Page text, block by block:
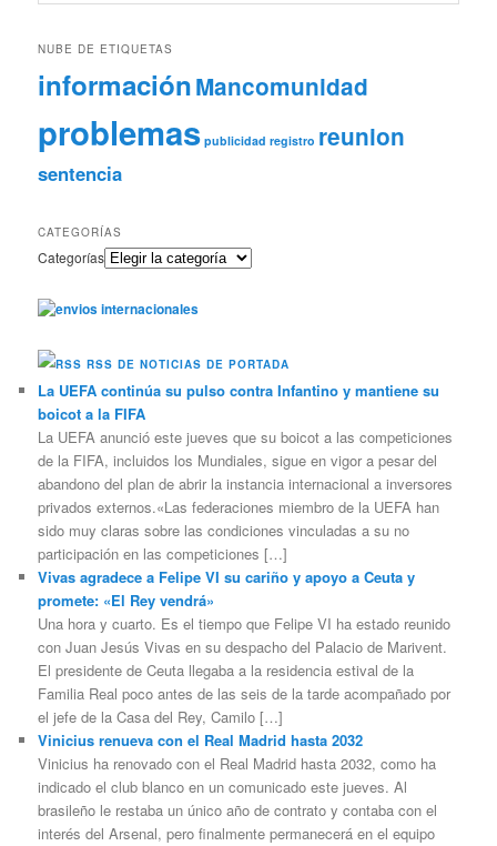
NUBE DE ETIQUETAS
informaciónMancomunidad
problemas publicidad registro reunion
sentencia
CATEGORÍAS
Categorías
RSS DE NOTICIAS DE PORTADA
La UEFA continúa su pulso contra Infantino y mantiene su
boicot a la FIFA
La UEFA anunció este jueves que su boicot a las competiciones
de la FIFA, incluidos los Mundiales, sigue en vigor a pesar del
abandono del plan de abrir la instancia internacional a inversores
privados externos.«Las federaciones miembro de la UEFA han
sido muy claras sobre las condiciones vinculadas a su no
participación en las competiciones […]
Vivas agradece a Felipe VI su cariño y apoyo a Ceuta y
promete: «El Rey vendrá»
Una hora y cuarto. Es el tiempo que Felipe VI ha estado reunido
con Juan Jesús Vivas en su despacho del Palacio de Marivent.
El presidente de Ceuta llegaba a la residencia estival de la
Familia Real poco antes de las seis de la tarde acompañado por
el jefe de la Casa del Rey, Camilo […]
Vinicius renueva con el Real Madrid hasta 2032
Vinicius ha renovado con el Real Madrid hasta 2032, como ha
indicado el club blanco en un comunicado este jueves. Al
brasileño le restaba un único año de contrato y contaba con el
interés del Arsenal, pero finalmente permanecerá en el equipo